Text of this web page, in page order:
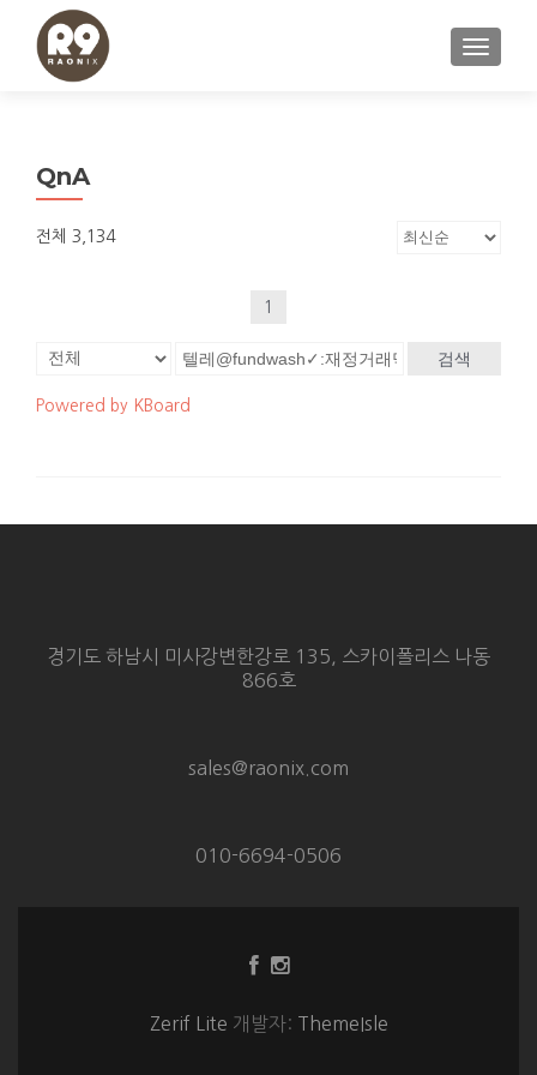
내비게
QnA
전체 3,134
1
검색
Powered by KBoard
경기도 하남시 미사강변한강로 135, 스카이폴리스 나동
866호
sales@raonix.com
010-6694-0506
Facebook
크
Instagram
크
Zerif Lite 개발자: ThemeIsle